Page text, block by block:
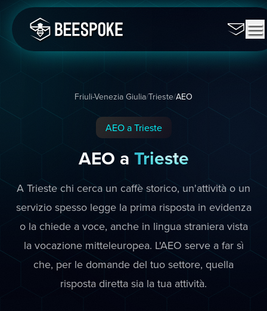
Friuli-Venezia Giulia/Trieste/AEO
AEO a Trieste
AEO a Trieste
A Trieste chi cerca un caffè storico, un'attività o un
servizio spesso legge la prima risposta in evidenza
o la chiede a voce, anche in lingua straniera vista
la vocazione mitteleuropea. L'AEO serve a far sì
che, per le domande del tuo settore, quella
risposta diretta sia la tua attività.